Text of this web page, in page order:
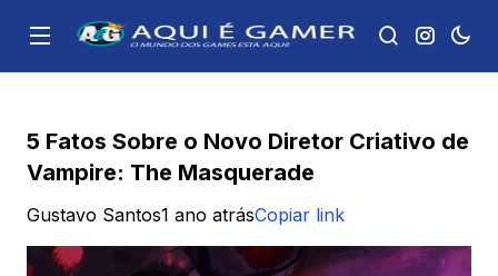
5 Fatos Sobre o Novo Diretor Criativo de
Vampire: The Masquerade
Gustavo Santos1 ano atrásCopiar link